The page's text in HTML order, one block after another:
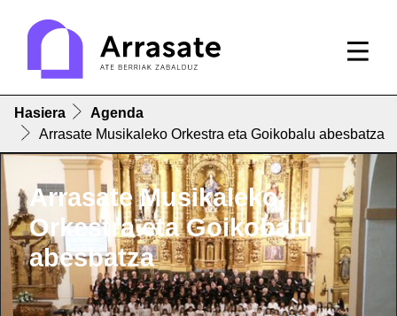
Hasiera
Agenda
Arrasate Musikaleko Orkestra eta Goikobalu abesbatza
Arrasate Musikaleko
Orkestra eta Goikobalu
abesbatza